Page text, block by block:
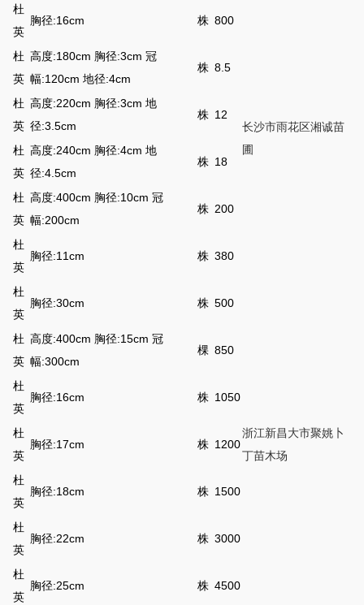
杜
英
胸径:16cm 株 800
杜
英
高度:180cm 胸径:3cm 冠
幅:120cm 地径:4cm
株 8.5
长沙市雨花区湘诚苗
圃
杜
英
高度:220cm 胸径:3cm 地
径:3.5cm
株 12
杜
英
高度:240cm 胸径:4cm 地
径:4.5cm
株 18
杜
英
高度:400cm 胸径:10cm 冠
幅:200cm
株 200
杜
英
胸径:11cm 株 380
浙江新昌大市聚姚卜
丁苗木场
杜
英
胸径:30cm 株 500
杜
英
高度:400cm 胸径:15cm 冠
幅:300cm
棵 850
杜
英
胸径:16cm 株 1050
杜
英
胸径:17cm 株 1200
杜
英
胸径:18cm 株 1500
杜
英
胸径:22cm 株 3000
杜
英
胸径:25cm 株 4500